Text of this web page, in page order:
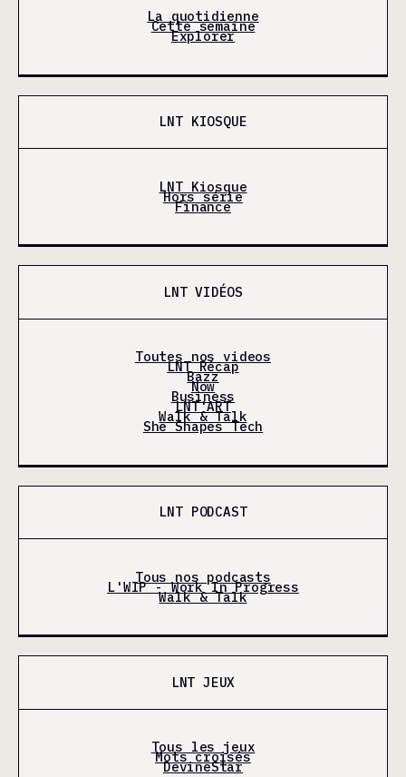
La quotidienne
Cette semaine
Explorer
LNT KIOSQUE
LNT Kiosque
Hors série
Finance
LNT VIDÉOS
Toutes nos videos
LNT Récap
Bazz
Now
Business
LNT'ART
Walk & Talk
She Shapes Tech
LNT PODCAST
Tous nos podcasts
L'WIP - Work In Progress
Walk & Talk
LNT JEUX
Tous les jeux
Mots croisés
DevineStar